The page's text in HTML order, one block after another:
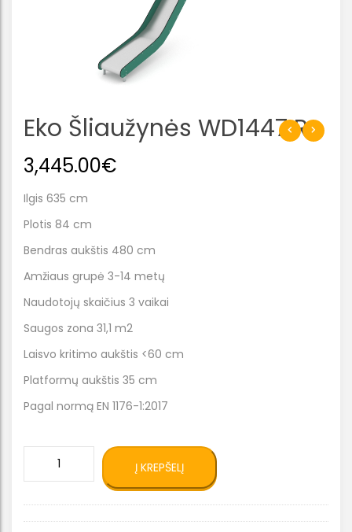
Eko Šliaužynės WD1447 R
3,445.00€
Ilgis 635 cm
Plotis 84 cm
Bendras aukštis 480 cm
Amžiaus grupė 3-14 metų
Naudotojų skaičius 3 vaikai
Saugos zona 31,1 m2
Laisvo kritimo aukštis <60 cm
Platformų aukštis 35 cm
Pagal normą EN 1176-1:2017
šliaužynės
WD1447
Į KREPŠELĮ